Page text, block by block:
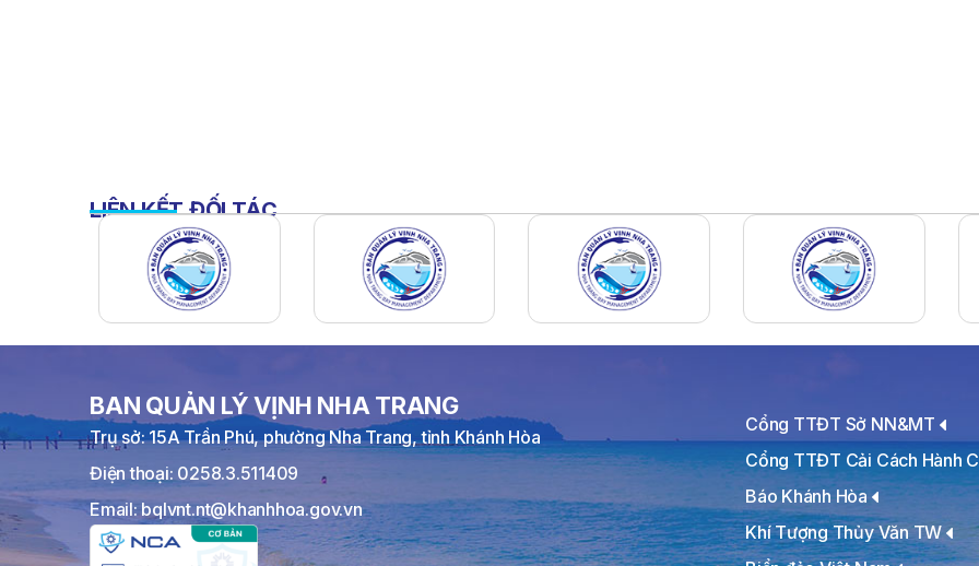
LIÊN KẾT ĐỐI TÁC
BAN QUẢN LÝ VỊNH NHA TRANG
Trụ sở: 15A Trần Phú, phường Nha Trang, tỉnh Khánh Hòa
Điện thoại: 0258.3.511409
Email: bqlvnt.nt@khanhhoa.gov.vn
Cổng TTĐT Sở NN&MT
Cổng TTĐT Cải Cách Hành
Báo Khánh Hòa
Khí Tượng Thủy Văn TW